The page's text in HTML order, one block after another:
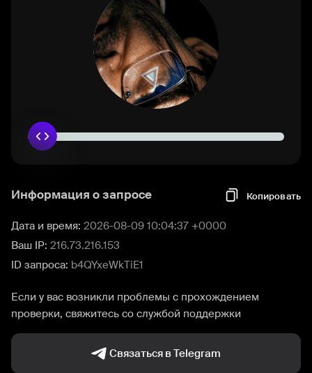
Информация о запросе Копировать
Дата и время: 2026-08-09 10:04:37 +0000
Ваш IP: 216.73.216.153
ID запроса: b4QYxeWkTiE1
Если у вас возникли проблемы с прохождением
проверки, свяжитесь со службой поддержки
Связаться в Telegram